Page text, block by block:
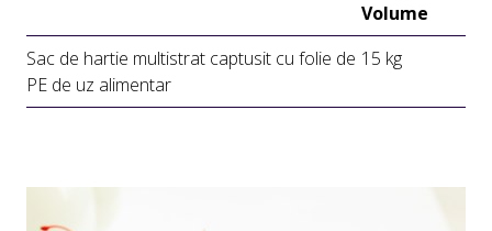
Volume
Sac de hartie multistrat captusit cu folie de
PE de uz alimentar
15 kg